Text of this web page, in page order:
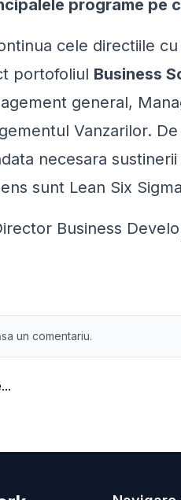
programe pe
cele directiile
portofoliul Business
general,
Vanzarilor.
necesara
sunt Lean Six
Business
un comentariu.